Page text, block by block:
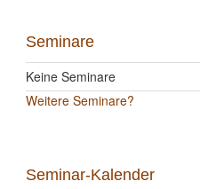
Seminare
Keine Seminare
Weitere Seminare?
Seminar-Kalender